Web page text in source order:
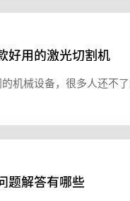
好用的激光切割机
题解答有哪些